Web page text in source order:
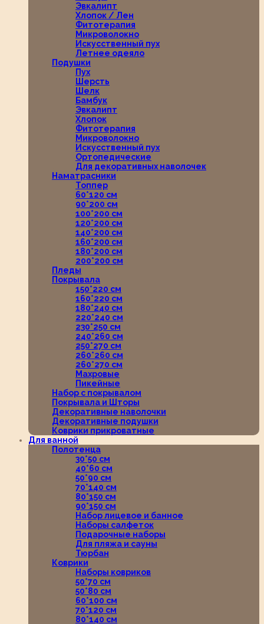
Эвкалипт
Хлопок / Лен
Фитотерапия
Микроволокно
Искусственный пух
Летнее одеяло
Подушки
Пух
Шерсть
Шелк
Бамбук
Эвкалипт
Хлопок
Фитотерапия
Микроволокно
Искусственный пух
Ортопедические
Для декоративных наволочек
Наматрасники
Топпер
60*120 см
90*200 см
100*200 см
120*200 см
140*200 см
160*200 см
180*200 см
200*200 см
Пледы
Покрывала
150*220 см
160*220 см
180*240 см
220*240 см
230*250 см
240*260 см
250*270 см
260*260 см
260*270 см
Махровые
Пикейные
Набор с покрывалом
Покрывала и Шторы
Декоративные наволочки
Декоративные подушки
Коврики прикроватные
Для ванной
Полотенца
30*50 см
40*60 см
50*90 см
70*140 см
80*150 см
90*150 см
Набор лицевое и банное
Наборы салфеток
Подарочные наборы
Для пляжа и сауны
Тюрбан
Коврики
Наборы ковриков
50*70 см
50*80 см
60*100 см
70*120 см
80*140 см